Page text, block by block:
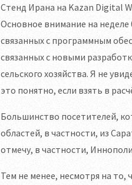
Стенд Ирана на Kazan Digital
Основное внимание на неделе
связанных с программным
связанных с новыми
сельского хозяйства. Я не
это понятно, если взять в
Большинство посетителей,
областей, в частности, из
отмечу, в частности,
Тем не менее, несмотря на